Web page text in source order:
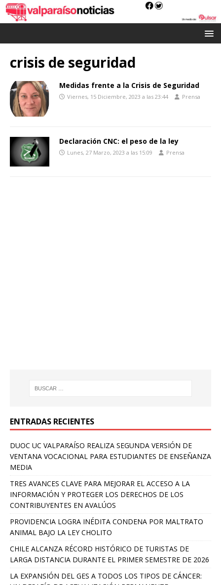
crisis de seguridad
Medidas frente a la Crisis de Seguridad
Viernes, 15 Diciembre, 2023 a las 23:44 Prensa
Declaración CNC: el peso de la ley
Lunes, 27 Marzo, 2023 a las 15:09 Prensa
ENTRADAS RECIENTES
DUOC UC VALPARAÍSO REALIZA SEGUNDA VERSIÓN DE
VENTANA VOCACIONAL PARA ESTUDIANTES DE ENSEÑANZA
MEDIA
TRES AVANCES CLAVE PARA MEJORAR EL ACCESO A LA
INFORMACIÓN Y PROTEGER LOS DERECHOS DE LOS
CONTRIBUYENTES EN AVALÚOS
PROVIDENCIA LOGRA INÉDITA CONDENA POR MALTRATO
ANIMAL BAJO LA LEY CHOLITO
CHILE ALCANZA RÉCORD HISTÓRICO DE TURISTAS DE
LARGA DISTANCIA DURANTE EL PRIMER SEMESTRE DE 2026
LA EXPANSIÓN DEL GES A TODOS LOS TIPOS DE CÁNCER: